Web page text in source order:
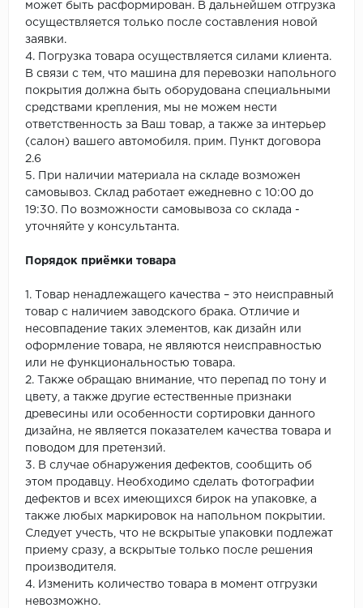
может быть расформирован. В дальнейшем отгрузка
осуществляется только после составления новой
заявки.
4. Погрузка товара осуществляется силами клиента.
В связи с тем, что машина для перевозки напольного
покрытия должна быть оборудована специальными
средствами крепления, мы не можем нести
ответственность за Ваш товар, а также за интерьер
(салон) вашего автомобиля. прим. Пункт договора
2.6
5. При наличии материала на складе возможен
самовывоз. Склад работает ежедневно с 10:00 до
19:30. По возможности самовывоза со склада -
уточняйте у консультанта.
Порядок приёмки товара
1. Товар ненадлежащего качества – это неисправный
товар с наличием заводского брака. Отличие и
несовпадение таких элементов, как дизайн или
оформление товара, не являются неисправностью
или не функциональностью товара.
2. Также обращаю внимание, что перепад по тону и
цвету, а также другие естественные признаки
древесины или особенности сортировки данного
дизайна, не является показателем качества товара и
поводом для претензий.
3. В случае обнаружения дефектов, сообщить об
этом продавцу. Необходимо сделать фотографии
дефектов и всех имеющихся бирок на упаковке, а
также любых маркировок на напольном покрытии.
Следует учесть, что не вскрытые упаковки подлежат
приему сразу, а вскрытые только после решения
производителя.
4. Изменить количество товара в момент отгрузки
невозможно.